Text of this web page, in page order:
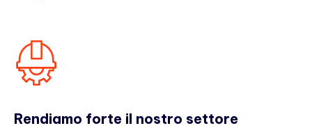
Rendiamo forte il nostro settore